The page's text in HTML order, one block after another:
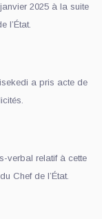
2025 à la suite
l’État.
a pris acte de
verbal relatif à cette
Chef de l’État.